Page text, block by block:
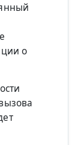
о